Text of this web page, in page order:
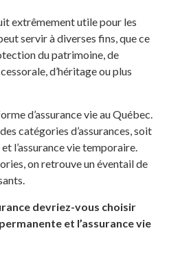
extrêmement utile pour les
servir à diverses fins, que ce
du patrimoine, de
d’héritage ou plus
d’assurance vie au Québec.
catégories d’assurances, soit
l’assurance vie temporaire.
on retrouve un éventail de
devriez-vous choisir
et l’assurance vie